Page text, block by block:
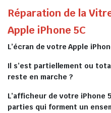
Réparation de la
Apple iPhone 5C
L’écran de votre Apple
Il s’est partiellement ou
reste en marche ?
L’afficheur de votre iPhone
parties qui forment un